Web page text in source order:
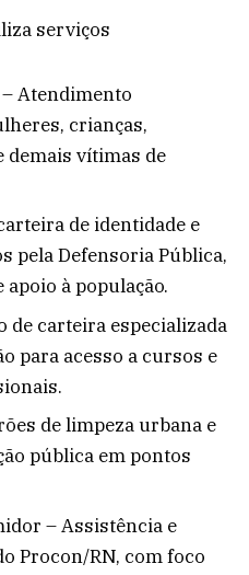
serviços
Atendimento
crianças,
demais vítimas de
de identidade e
pela Defensoria Pública,
à população.
de carteira especializada
para acesso a cursos e
de limpeza urbana e
pública em pontos
– Assistência e
Procon/RN, com foco